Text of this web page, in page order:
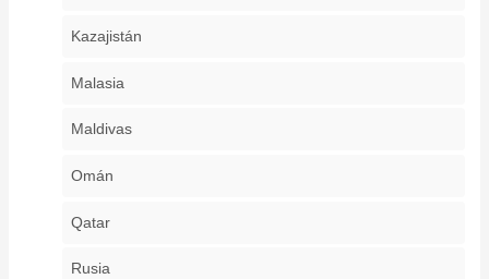
Kazajistán
Malasia
Maldivas
Omán
Qatar
Rusia